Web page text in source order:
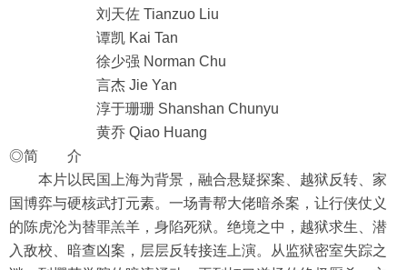
刘天佐 Tianzuo Liu
谭凯 Kai Tan
徐少强 Norman Chu
言杰 Jie Yan
淳于珊珊 Shanshan Chunyu
黄乔 Qiao Huang
◎简 介
本片以民国上海为背景，融合悬疑探案、越狱反转、家
国博弈与硬核武打元素。一场青帮大佬暗杀案，让行侠仗义
的陈虎沦为替罪羔羊，身陷死狱。绝境之中，越狱求生、潜
入敌校、暗查凶案，层层反转接连上演。从监狱密室失踪之